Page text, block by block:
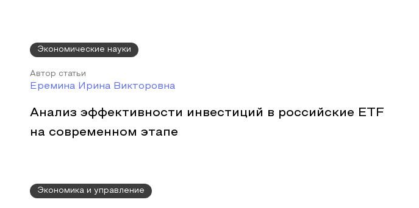
Экономические науки
Автор статьи
Еремина Ирина Викторовна
Анализ эффективности инвестиций в российские ETF
на современном этапе
Экономика и управление